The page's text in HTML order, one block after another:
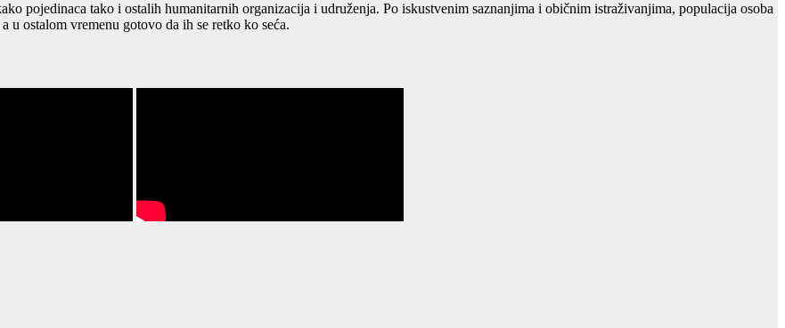
pojedinaca tako i ostalih humanitarnih organizacija i udruženja. Po iskustvenim saznanjima i običnim istraživanjima, populacija osoba
ostalom vremenu gotovo da ih se retko ko seća.